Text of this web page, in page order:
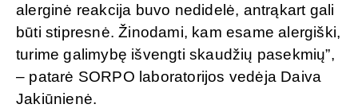
alerginė reakcija buvo nedidelė, antrąkart gali
būti stipresnė. Žinodami, kam esame alergiški,
turime galimybę išvengti skaudžių pasekmių”,
– patarė SORPO laboratorijos vedėja Daiva
Jakiūnienė.